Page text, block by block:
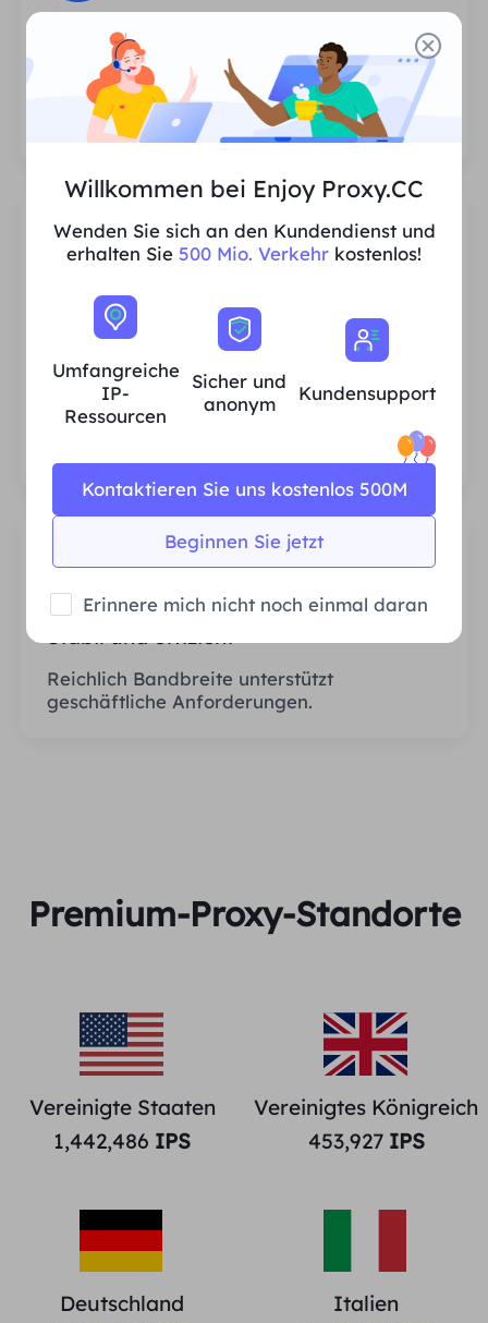
Unbegrenzte Sitzungen
Es gibt keine Begrenzung hinsichtlich der
Anzahl der Nutzungen oder der
Aufrufhäufigkeit der Proxys.
Umfangreiche IP-Ressourcen für
Privathaushalte
Wir stellen sicher, dass unsere IP-Proxy-
Ressourcen stabil und zuverlässig sind, und
wir sind ständig bestrebt, den aktuellen
Bedürfnissen jedes Kunden gerecht zu
werden.
Stabil und effizient
Reichlich Bandbreite unterstützt
geschäftliche Anforderungen.
Premium-Proxy-Standorte
Vereinigte Staaten
1,442,486 IPS
Vereinigtes Königreich
453,927IPS
Deutschland
Italien
Willkommen bei Enjoy Proxy.CC
Wenden Sie sich an den Kundendienst und
erhalten Sie 500 Mio. Verkehr kostenlos!
Umfangreiche
IP-
Ressourcen
Sicher und
anonym
Kundensupport
Beginnen Sie jetzt
Kontaktieren Sie uns kostenlos 500M
Erinnere mich nicht noch einmal daran